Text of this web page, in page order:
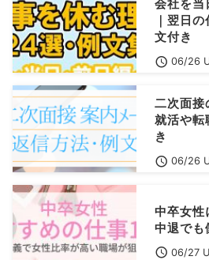
会社を
｜翌日
文付き
06/26
二次面接
就活や転
き
06/26
中卒女
中退でも
06/27